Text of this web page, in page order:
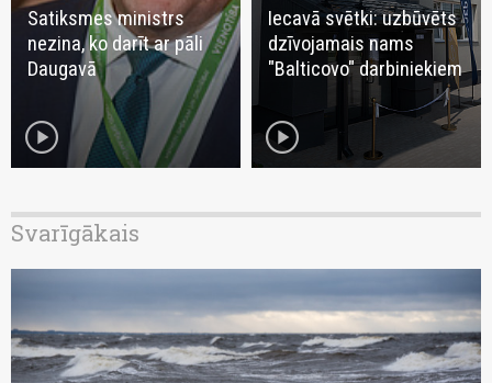
Satiksmes ministrs
nezina, ko darīt ar pāli
Daugavā
play_circle
Iecavā svētki: uzbūvēts
dzīvojamais nams
"Balticovo" darbiniekiem
play_circle
Svarīgākais